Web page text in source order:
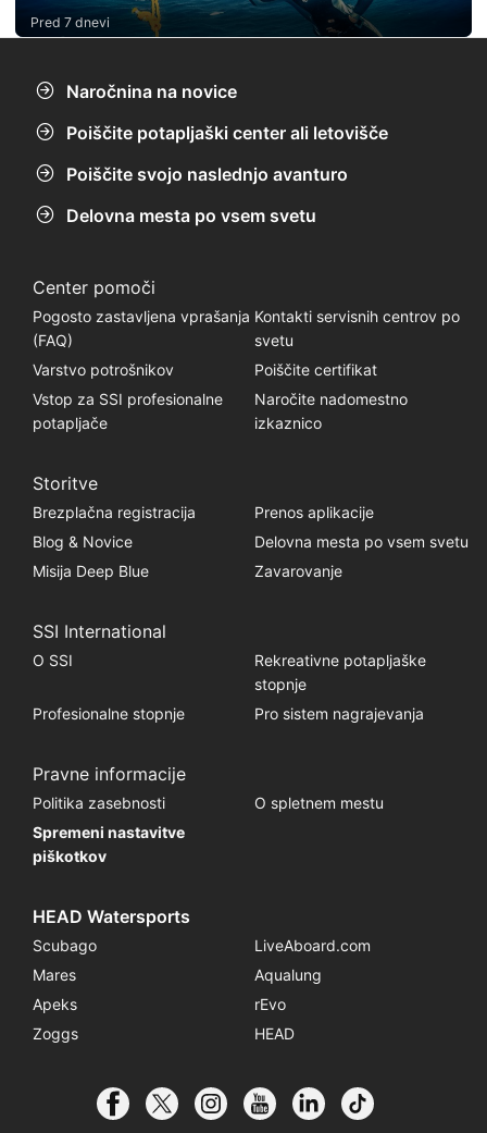
Pred 7 dnevi
Naročnina na novice
Poiščite potapljaški center ali letovišče
Poiščite svojo naslednjo avanturo
Delovna mesta po vsem svetu
Center pomoči
Pogosto zastavljena vprašanja
(FAQ)
Kontakti servisnih centrov po
svetu
Varstvo potrošnikov
Poiščite certifikat
Vstop za SSI profesionalne
potapljače
Naročite nadomestno
izkaznico
Storitve
Brezplačna registracija
Prenos aplikacije
Blog & Novice
Delovna mesta po vsem svetu
Misija Deep Blue
Zavarovanje
SSI International
O SSI
Rekreativne potapljaške
stopnje
Profesionalne stopnje
Pro sistem nagrajevanja
Pravne informacije
Politika zasebnosti
O spletnem mestu
Spremeni nastavitve
piškotkov
HEAD Watersports
Scubago
LiveAboard.com
Mares
Aqualung
Apeks
rEvo
Zoggs
HEAD